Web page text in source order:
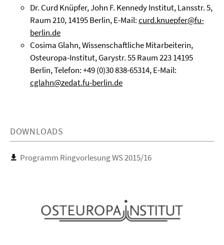
Dr. Curd Knüpfer, John F. Kennedy Institut, Lansstr. 5,
Raum 210, 14195 Berlin, E-Mail:curd.knuepfer@fu-
berlin.de
Cosima Glahn, Wissenschaftliche Mitarbeiterin,
Osteuropa-Institut, Garystr. 55 Raum 223 14195
Berlin, Telefon: +49 (0)30 838-65314, E-Mail:
cglahn@zedat.fu-berlin.de
DOWNLOADS
Programm Ringvorlesung WS 2015/16